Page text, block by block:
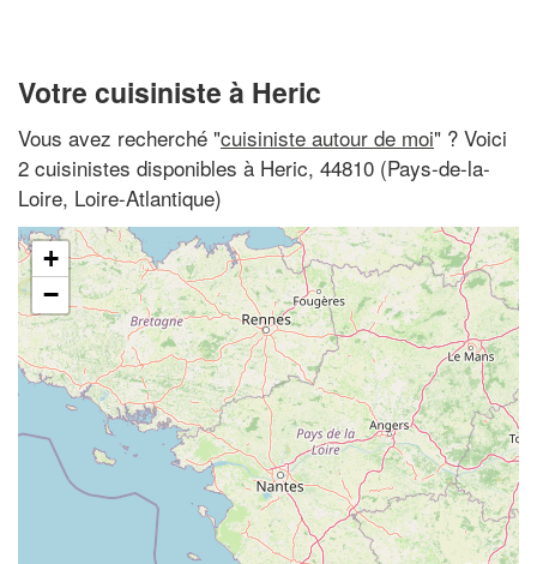
Votre cuisiniste à Heric
Vous avez recherché "cuisiniste autour de moi" ? Voici
2 cuisinistes disponibles à Heric, 44810 (Pays-de-la-
Loire, Loire-Atlantique)
+
−